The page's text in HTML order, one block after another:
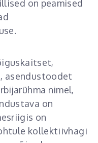
on peamised
asendustoodet
nimel,
on
on
kollektiivhagi